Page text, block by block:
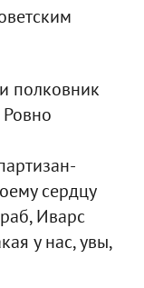
полковник
сердцу
Иварс
у нас, увы,